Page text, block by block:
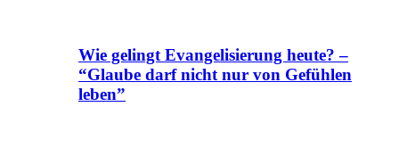
Wie gelingt Evangelisierung heute? –
“Glaube darf nicht nur von Gefühlen
leben”